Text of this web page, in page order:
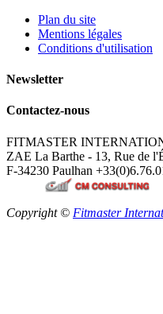
Plan du site
Mentions légales
Conditions d'utilisation
Newsletter
Contactez-nous
FITMASTER
ZAE La Barthe - 13, Rue de
F-34230 Paulhan
Copyright © Fitmaster